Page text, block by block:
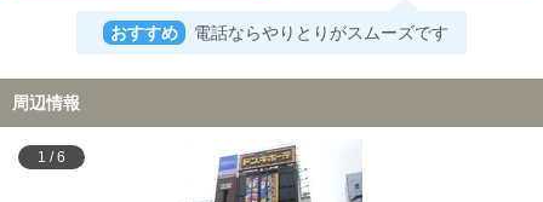
おすすめ 電話ならやりとりがスムーズです
周辺情報
1 /6